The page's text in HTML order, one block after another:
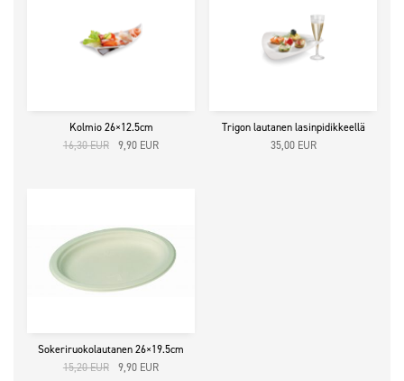
Kolmio 26×12.5cm
16,30EUR
Alkuperäinen
9,90 EURNykyinen
Trigon lautanen lasinpidikkeellä
35,00 EUR
Sokeriruokolautanen 26×19.5cm
15,20EUR
Alkuperäinen
9,90 EURNykyinen